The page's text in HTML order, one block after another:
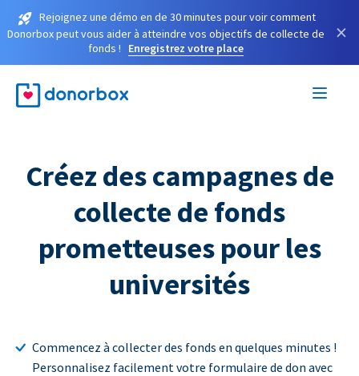
Rejoignez une démo en de 30 minutes pour voir comment
Donorbox peut vous aider à atteindre vos objectifs de collecte de
fonds !
Enregistrez votre place
×
Créez des campagnes de
collecte de fonds
prometteuses pour les
universités
Commencez à collecter des fonds en quelques minutes !
Personnalisez facilement votre formulaire de don avec